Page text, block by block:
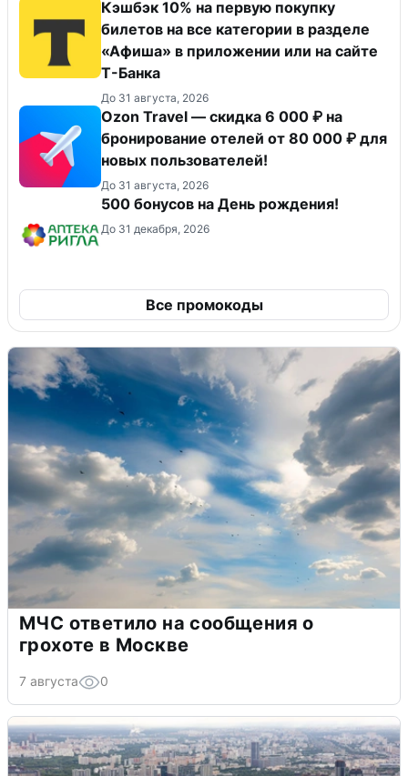
Кэшбэк 10% на первую покупку
билетов на все категории в разделе
«Афиша» в приложении или на сайте
Т-Банка
До 31 августа, 2026
Ozon Travel — скидка 6 000 ₽ на
бронирование отелей от 80 000 ₽ для
новых пользователей!
До 31 августа, 2026
500 бонусов на День рождения!
До 31 декабря, 2026
Все промокоды
МЧС ответило на сообщения о
грохоте в Москве
7 августа 0